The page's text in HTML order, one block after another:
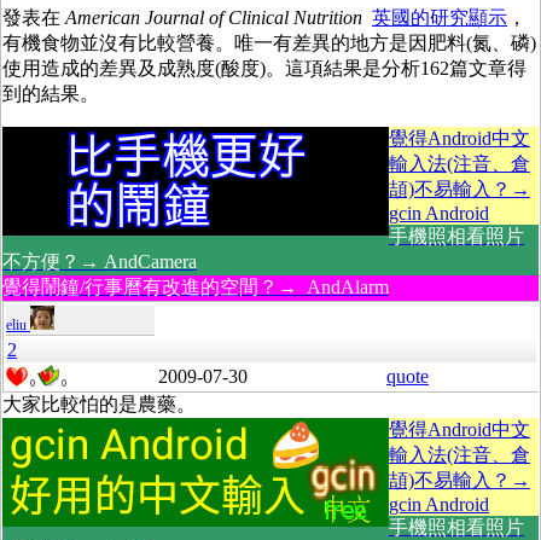
發表在American Journal of Clinical Nutrition 英國的研究顯示 ，
有機食物並沒有比較營養。唯一有差異的地方是因肥料(氮、磷)
使用造成的差異及成熟度(酸度)。這項結果是分析162篇文章得
到的結果。
覺得Android中文
輸入法(注音、倉
頡)不易輸入？→
gcin Android
手機照相看照片
不方便？→ AndCamera
覺得鬧鐘/行事曆有改進的空間？→ AndAlarm
eliu
2
0 0 2009-07-30
quote
大家比較怕的是農藥。
覺得Android中文
輸入法(注音、倉
頡)不易輸入？→
gcin Android
手機照相看照片